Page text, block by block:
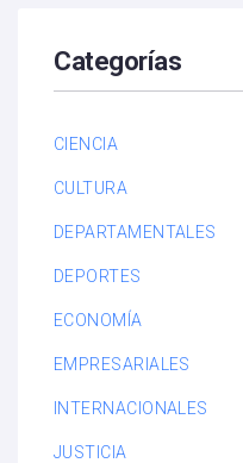
Categorías
CIENCIA
CULTURA
DEPARTAMENTALES
DEPORTES
ECONOMÍA
EMPRESARIALES
INTERNACIONALES
JUSTICIA